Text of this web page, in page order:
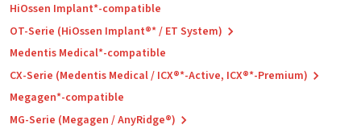
HiOssen Implant*-compatible
OT-Serie (HiOssen Implant®* / ET System)
Medentis Medical*-compatible
CX-Serie (Medentis Medical / ICX®*-Active, ICX®*-Premium)
Megagen*-compatible
MG-Serie (Megagen / AnyRidge®)